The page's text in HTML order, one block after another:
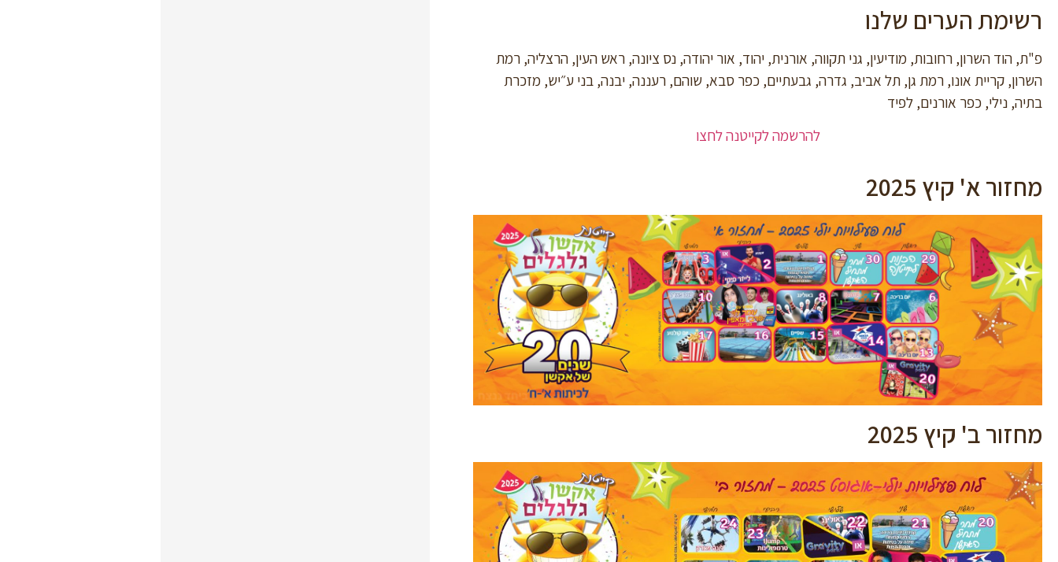
רשימת הערים שלנו
פ"ת, הוד השרון, רחובות, מודיעין, גני תקווה, אורנית, יהוד, אור יהודה, נס ציונה, ראש העין, הרצליה, רמת
השרון, קריית אונו, רמת גן, תל אביב, גדרה, גבעתיים, כפר סבא, שוהם, רעננה, יבנה, בני ע״יש, מזכרת
בתיה, נילי, כפר אורנים, לפיד
להרשמה לקייטנה לחצו
מחזור א' קיץ 2025
מחזור ב' קיץ 2025